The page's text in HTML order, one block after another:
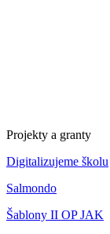
Projekty a granty
Digitalizujeme školu
Salmondo
Šablony II OP JAK